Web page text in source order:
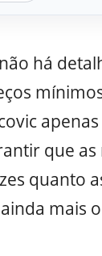
há
que as
quanto
mais